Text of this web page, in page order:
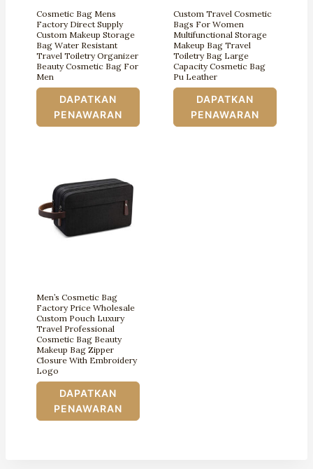
Cosmetic Bag Mens
Factory Direct Supply
Custom Makeup Storage
Bag Water Resistant
Travel Toiletry Organizer
Beauty Cosmetic Bag For
Men
DAPATKAN
PENAWARAN
Custom Travel Cosmetic
Bags For Women
Multifunctional Storage
Makeup Bag Travel
Toiletry Bag Large
Capacity Cosmetic Bag
Pu Leather
DAPATKAN
PENAWARAN
Men’s Cosmetic Bag
Factory Price Wholesale
Custom Pouch Luxury
Travel Professional
Cosmetic Bag Beauty
Makeup Bag Zipper
Closure With Embroidery
Logo
DAPATKAN
PENAWARAN